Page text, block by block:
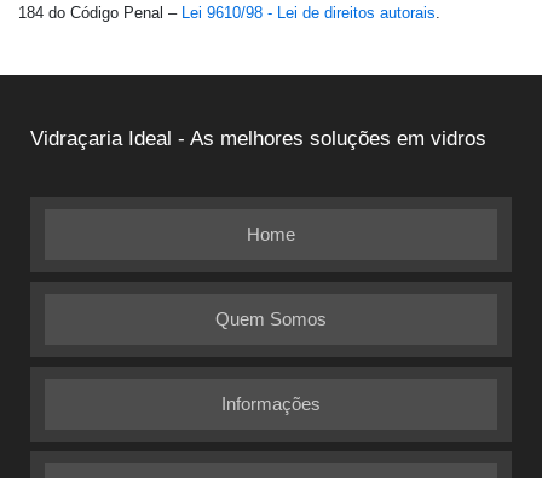
184 do Código Penal – Lei 9610/98 - Lei de direitos autorais.
Vidraçaria Ideal - As melhores soluções em vidros
Home
Quem Somos
Informações